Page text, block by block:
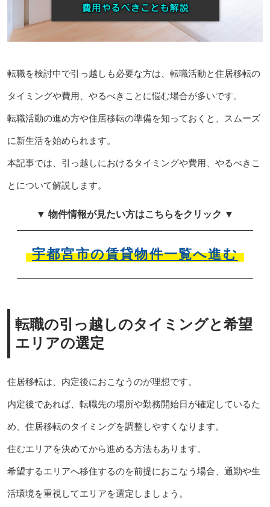
転職を検討中で引っ越しも必要な方は、転職活動と住居移転の
タイミングや費用、やるべきことに悩む場合が多いです。
転職活動の進め方や住居移転の準備を知っておくと、スムーズ
に新生活を始められます。
本記事では、引っ越しにおけるタイミングや費用、やるべきこ
とについて解説します。
▼ 物件情報が見たい方はこちらをクリック ▼
宇都宮市の賃貸物件一覧へ進む
転職の引っ越しのタイミングと希望
エリアの選定
住居移転は、内定後におこなうのが理想です。
内定後であれば、転職先の場所や勤務開始日が確定しているた
め、住居移転のタイミングを調整しやすくなります。
住むエリアを決めてから進める方法もあります。
希望するエリアへ移住するのを前提におこなう場合、通勤や生
活環境を重視してエリアを選定しましょう。